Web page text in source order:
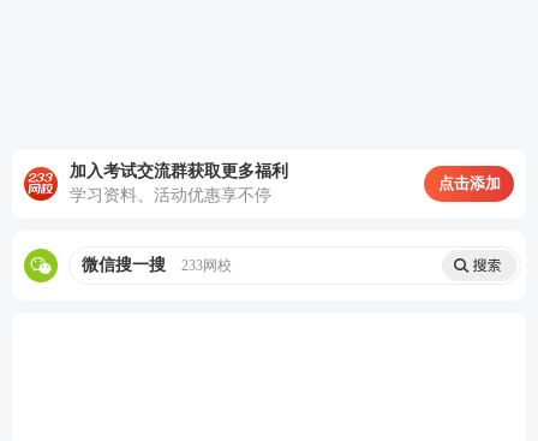
一、证券资料包：
类证券考试资料，助力大家备考学习，证券新旧教
总、考前12页纸、思维导图、学习计划、计算题案
加入考试交流群获取更多福利
学习资料、活动优惠享不停
点击添加
微信搜一搜 233网校